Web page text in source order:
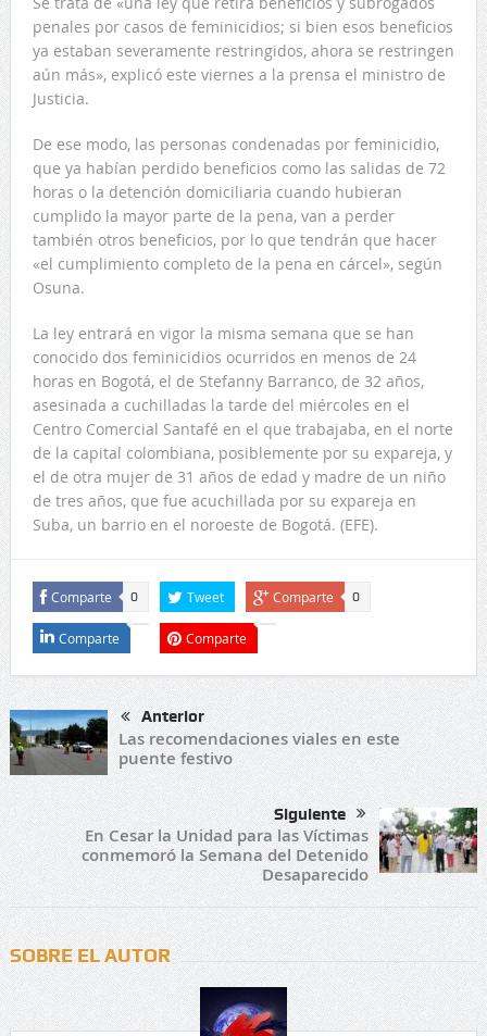
penales por casos de feminicidios; si bien esos beneficios
ya estaban severamente restringidos, ahora se restringen
aún más», explicó este viernes a la prensa el ministro de
Justicia.
De ese modo, las personas condenadas por feminicidio,
que ya habían perdido beneficios como las salidas de 72
horas o la detención domiciliaria cuando hubieran
cumplido la mayor parte de la pena, van a perder
también otros beneficios, por lo que tendrán que hacer
«el cumplimiento completo de la pena en cárcel», según
Osuna.
La ley entrará en vigor la misma semana que se han
conocido dos feminicidios ocurridos en menos de 24
horas en Bogotá, el de Stefanny Barranco, de 32 años,
asesinada a cuchilladas la tarde del miércoles en el
Centro Comercial Santafé en el que trabajaba, en el norte
de la capital colombiana, posiblemente por su expareja, y
el de otra mujer de 31 años de edad y madre de un niño
de tres años, que fue acuchillada por su expareja en
Suba, un barrio en el noroeste de Bogotá. (EFE).
Comparte 0 Tweet Comparte 0
Comparte Comparte
Anterior
Las recomendaciones viales en este
puente festivo
Siguiente
En Cesar la Unidad para las Víctimas
conmemoró la Semana del Detenido
Desaparecido
SOBRE EL AUTOR